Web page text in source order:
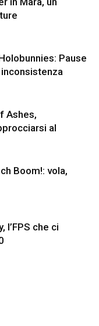
Pause
Ashes,
al
Boom!: vola,
l’FPS che ci